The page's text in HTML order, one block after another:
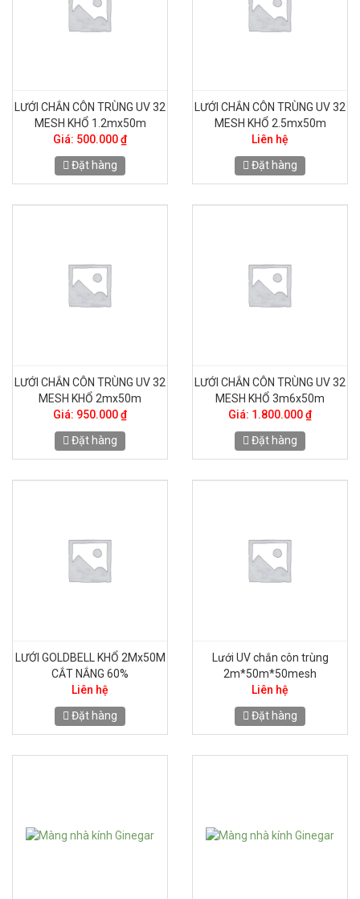
LƯỚI CHẮN CÔN TRÙNG UV 32
MESH KHỔ 1.2mx50m
Giá: 500.000 ₫
Đặt hàng
LƯỚI CHẮN CÔN TRÙNG UV 32
MESH KHỔ 2.5mx50m
Liên hệ
Đặt hàng
LƯỚI CHẮN CÔN TRÙNG UV 32
MESH KHỔ 2mx50m
Giá: 950.000 ₫
Đặt hàng
LƯỚI CHẮN CÔN TRÙNG UV 32
MESH KHỔ 3m6x50m
Giá: 1.800.000 ₫
Đặt hàng
LƯỚI GOLDBELL KHỔ 2Mx50M
CẮT NẮNG 60%
Liên hệ
Đặt hàng
Lưới UV chắn côn trùng
2m*50m*50mesh
Liên hệ
Đặt hàng